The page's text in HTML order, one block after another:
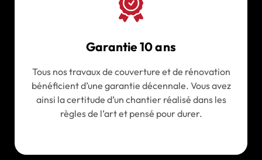
Garantie 10 ans
Tous nos travaux de couverture et de rénovation
bénéficient d’une garantie décennale. Vous avez
ainsi la certitude d’un chantier réalisé dans les
règles de l’art et pensé pour durer.